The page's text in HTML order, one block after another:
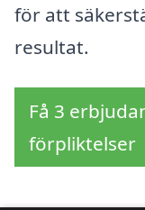
för att
resultat.
Få 3
förpliktelser